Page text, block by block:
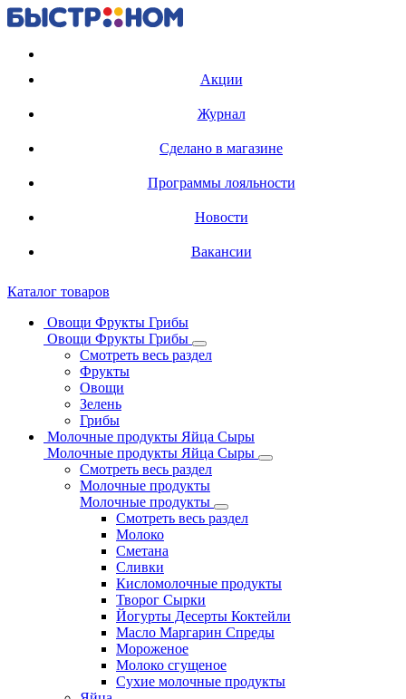
Акции
Журнал
Сделано в магазине
Программы лояльности
Новости
Вакансии
Каталог товаров
Овощи Фрукты Грибы
Овощи Фрукты Грибы
Смотреть весь раздел
Фрукты
Овощи
Зелень
Грибы
Молочные продукты Яйца Сыры
Молочные продукты Яйца Сыры
Смотреть весь раздел
Молочные продукты
Молочные продукты
Смотреть весь раздел
Молоко
Сметана
Сливки
Кисломолочные продукты
Творог Сырки
Йогурты Десерты Коктейли
Масло Маргарин Спреды
Мороженое
Молоко сгущеное
Сухие молочные продукты